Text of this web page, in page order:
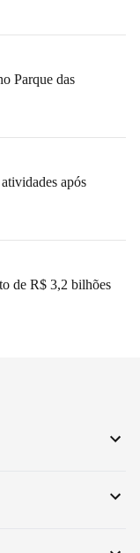
Parque das
após
de R$ 3,2 bilhões